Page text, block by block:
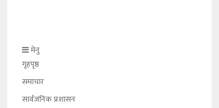
मेनु
गृहपृष्ठ
समाचार
सार्वजनिक प्रशासन